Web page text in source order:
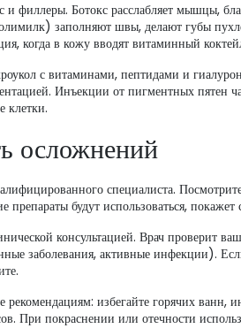
и филлеры. Ботокс расслабляет мышцы,
заполняют швы, делают губы
когда в кожу вводят витаминный
с витаминами, пептидами и
Инъекции от пигментных пятен
клетки.
осложнений
специалиста.
препараты будут использоваться,
консультацией. Врач проверит
заболевания, активные инфекции).
рекомендациям: избегайте горячих ванн,
При покраснении или отечности